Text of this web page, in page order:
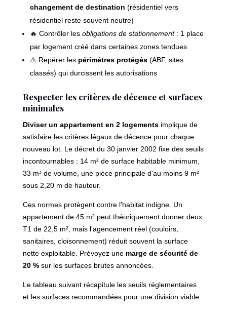
changement de destination (résidentiel vers
résidentiel reste souvent neutre)
🔥 Contrôler les obligations de stationnement: 1 place
par logement créé dans certaines zones tendues
⚠️ Repérer les périmètres protégés(ABF, sites
classés) qui durcissent les autorisations
Respecter les critères de décence et surfaces
minimales
Diviser un appartement en 2 logementsimplique de
satisfaire les critères légaux de décence pour chaque
nouveau lot. Le décret du 30 janvier 2002 fixe des seuils
incontournables : 14 m² de surface habitable minimum,
33 m³ de volume, une pièce principale d'au moins 9 m²
sous 2,20 m de hauteur.
Ces normes protègent contre l'habitat indigne. Un
appartement de 45 m² peut théoriquement donner deux
T1 de 22,5 m², mais l'agencement réel (couloirs,
sanitaires, cloisonnement) réduit souvent la surface
nette exploitable. Prévoyez une marge de sécurité de
20 %sur les surfaces brutes annoncées.
Le tableau suivant récapitule les seuils réglementaires
et les surfaces recommandées pour une division viable :